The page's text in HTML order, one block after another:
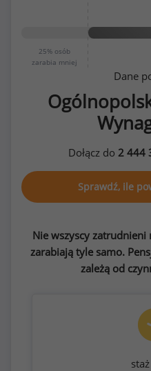
25% osób
zarabia mniej
Dane
Dołącz do 2 444
Sprawdź, ile
Nie wszyscy
zarabiają tyle samo.
zależą od